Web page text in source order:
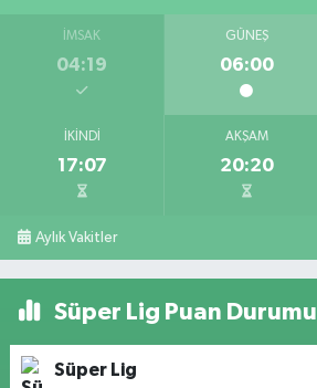
İMSAK
04:19
GÜNEŞ
06:00
İKINDI
17:07
AKŞAM
20:20
Aylık Vakitler
Süper Lig Puan Durumu
Süper Lig